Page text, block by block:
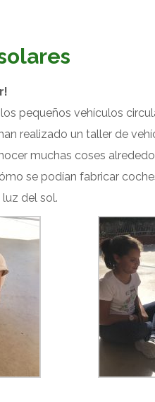
pequeños vehículos
realizado un taller de
muchas coses
se podían fabricar
del sol.